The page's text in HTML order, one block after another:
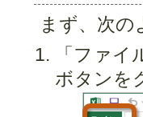
まず、次
「ファ
ボタンを